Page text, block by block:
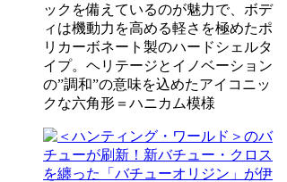
ックを備えているのが魅力で、ボデ
ィは機動力を高める軽さを極めたポ
リカーボネート製のハードシェルタ
イプ。ヘリテージとイノベーション
の”調和”の意味を込めたアイコニッ
クな六角形＝ハニカム模様